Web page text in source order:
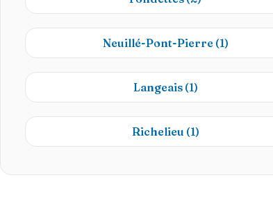
Neuillé-Pont-Pierre (1)
Langeais (1)
Richelieu (1)